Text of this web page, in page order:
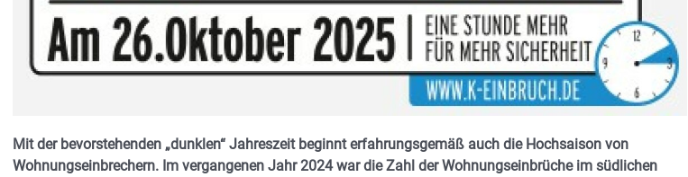
Mit der bevorstehenden „dunklen“ Jahreszeit beginnt erfahrungsgemäß auch die Hochsaison von
Wohnungseinbrechern. Im vergangenen Jahr 2024 war die Zahl der Wohnungseinbrüche im südlichen